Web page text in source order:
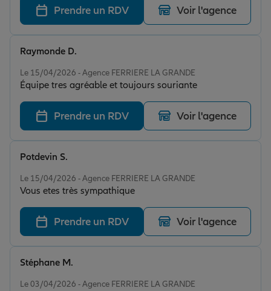
Prendre un RDV Voir l'agence
Le 15/04/2026 - Agence FERRIERE LA GRANDE
Équipe tres agréable et toujours souriante
Raymonde D.
Prendre un RDV Voir l'agence
Le 15/04/2026 - Agence FERRIERE LA GRANDE
Vous etes très sympathique
Potdevin S.
Prendre un RDV Voir l'agence
Le 03/04/2026 - Agence FERRIERE LA GRANDE
Stéphane M.